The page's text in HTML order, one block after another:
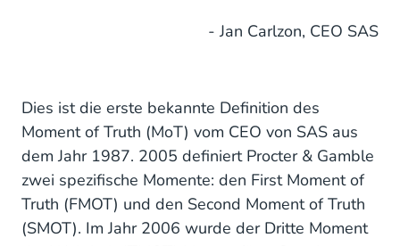
- Jan Carlzon, CEO SAS
Dies ist die erste bekannte Definition des
Moment of Truth (MoT) vom CEO von SAS aus
dem Jahr 1987. 2005 definiert Procter & Gamble
zwei spezifische Momente: den First Moment of
Truth (FMOT) und den Second Moment of Truth
(SMOT). Im Jahr 2006 wurde der Dritte Moment